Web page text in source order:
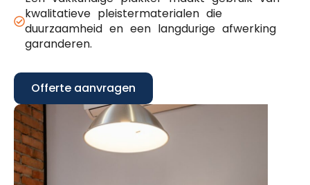
kwalitatieve pleistermaterialen die
duurzaamheid en een langdurige afwerking
garanderen.
Offerte aanvragen